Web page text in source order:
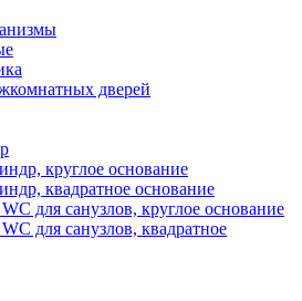
дверей
круглое основание
квадратное основание
для санузлов, круглое основание
для санузлов, квадратное